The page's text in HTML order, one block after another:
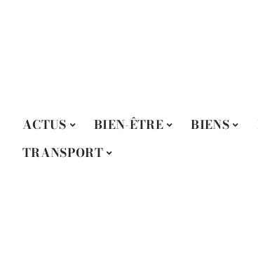
ACTUS BIEN-ÊTRE BIENS
TRANSPORT